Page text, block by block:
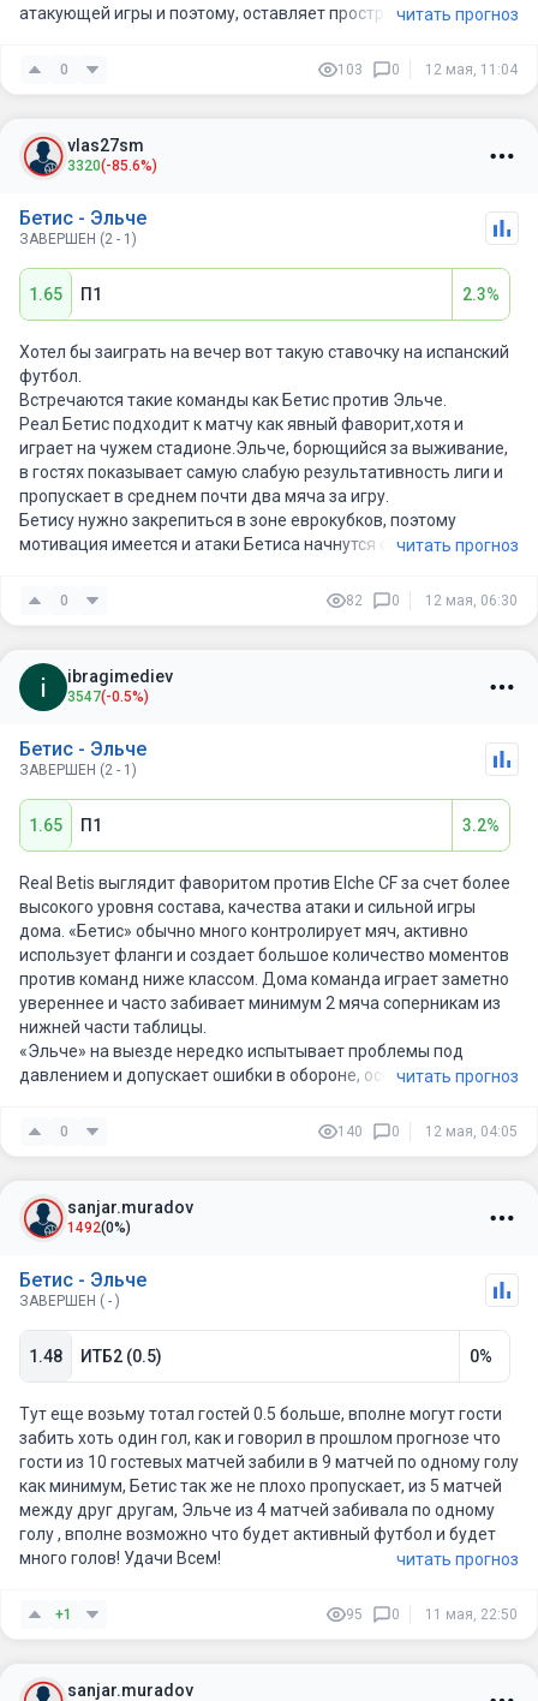
атакующей игры и поэтому, оставляет пространство в защите,
Ожидаю уверенной победы хозяев.
читать прогноз
0 103 0 12 мая, 11:04
vlas27sm
3320(-85.6%)
Бетис - Эльче
ЗАВЕРШЕН (2 - 1)
1.65 П1 2.3%
Хотел бы заиграть на вечер вот такую ставочку на испанский
футбол.
Встречаются такие команды как Бетис против Эльче.
Реал Бетис подходит к матчу как явный фаворит,хотя и
играет на чужем стадионе.Эльче, борющийся за выживание,
в гостях показывает самую слабую результативность лиги и
пропускает в среднем почти два мяча за игру.
Бетису нужно закрепиться в зоне еврокубков, поэтому
мотивация имеется и атаки Бетиса начнутся с первых минут,
контры и стандарты.
читать прогноз
0 82 0 12 мая, 06:30
ibragimediev
3547(-0.5%)
Бетис - Эльче
ЗАВЕРШЕН (2 - 1)
1.65 П1 3.2%
Real Betis выглядит фаворитом против Elche CF за счет более
высокого уровня состава, качества атаки и сильной игры
дома. «Бетис» обычно много контролирует мяч, активно
использует фланги и создает большое количество моментов
против команд ниже классом. Дома команда играет заметно
увереннее и часто забивает минимум 2 мяча соперникам из
нижней части таблицы.
«Эльче» на выезде нередко испытывает проблемы под
давлением и допускает ошибки в обороне, особенно против
забивает первым, матч обычно раскрывается, и хозяева
получают еще больше пространства для атак.
часть времени будет владеть инициативой и давить через
позиционные атаки. Наиболее реалистичные счета — 2:0 или
3:1. Поэтому логичнее всего здесь смотрятся победа Бетиса
читать прогноз
0 140 0 12 мая, 04:05
sanjar.muradov
1492(0%)
Бетис - Эльче
ЗАВЕРШЕН ( - )
1.48 ИТБ2 (0.5) 0%
Тут еще возьму тотал гостей 0.5 больше, вполне могут гости
забить хоть один гол, как и говорил в прошлом прогнозе что
гости из 10 гостевых матчей забили в 9 матчей по одному голу
как минимум, Бетис так же не плохо пропускает, из 5 матчей
между друг другам, Эльче из 4 матчей забивала по одному
голу , вполне возможно что будет активный футбол и будет
много голов! Удачи Всем!
читать прогноз
+1 95 0 11 мая, 22:50
sanjar.muradov